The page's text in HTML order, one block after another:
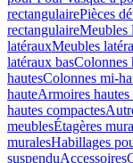
rectangulairePièces
rectangulaireMeubles
latérauxMeubles
latéraux basColonnes
hautesColonnes mi-
hauteArmoires hautes
hautes compactes
meublesÉtagères
muralesHabillages
suspenduAccessoires